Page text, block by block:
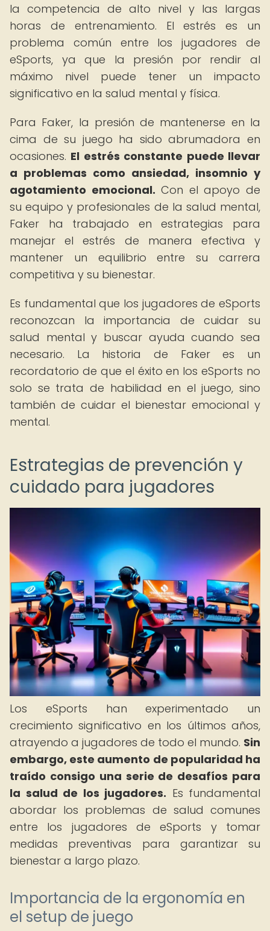
la competencia de alto nivel y las largas
horas de entrenamiento. El estrés es un
problema común entre los jugadores de
eSports, ya que la presión por rendir al
máximo nivel puede tener un impacto
significativo en la salud mental y física.
Para Faker, la presión de mantenerse en la
cima de su juego ha sido abrumadora en
ocasiones. El estrés constante puede llevar
a problemas como ansiedad, insomnio y
agotamiento emocional. Con el apoyo de
su equipo y profesionales de la salud mental,
Faker ha trabajado en estrategias para
manejar el estrés de manera efectiva y
mantener un equilibrio entre su carrera
competitiva y su bienestar.
Es fundamental que los jugadores de eSports
reconozcan la importancia de cuidar su
salud mental y buscar ayuda cuando sea
necesario. La historia de Faker es un
recordatorio de que el éxito en los eSports no
solo se trata de habilidad en el juego, sino
también de cuidar el bienestar emocional y
mental.
Estrategias de prevención y
cuidado para jugadores
Los eSports han experimentado un
crecimiento significativo en los últimos años,
atrayendo a jugadores de todo el mundo. Sin
embargo, este aumento de popularidad ha
traído consigo una serie de desafíos para
la salud de los jugadores. Es fundamental
abordar los problemas de salud comunes
entre los jugadores de eSports y tomar
medidas preventivas para garantizar su
bienestar a largo plazo.
Importancia de la ergonomía en
el setup de juego